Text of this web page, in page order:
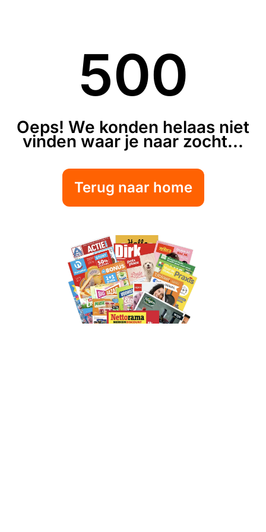
500
Oeps! We konden helaas niet
vinden waar je naar zocht...
Terug naar home